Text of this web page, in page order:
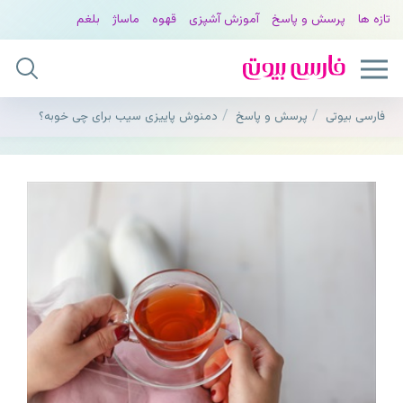
تازه ها پرسش و پاسخ آموزش آشپزی قهوه ماساژ بلغم
فارسی بیوتی پرسش و پاسخ دمنوش پاییزی سیب برای چی خوبه؟